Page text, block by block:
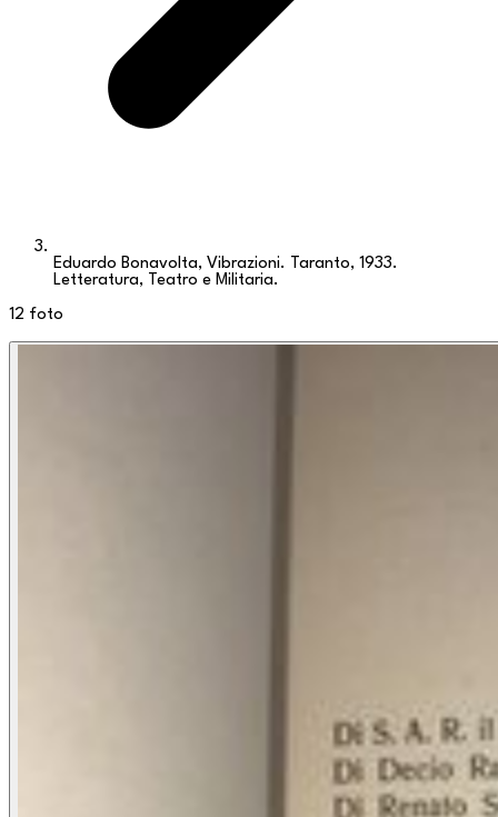
Eduardo Bonavolta, Vibrazioni. Taranto, 1933.
Letteratura, Teatro e Militaria.
12 foto